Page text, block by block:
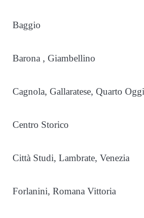
Baggio
Barona , Giambellino
Cagnola, Gallaratese, Quarto
Centro Storico
Città Studi, Lambrate, Venezia
Forlanini, Romana Vittoria